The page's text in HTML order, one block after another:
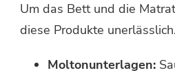
Um das Bett und die
diese Produkte unerlässlich.
Moltonunterlagen: